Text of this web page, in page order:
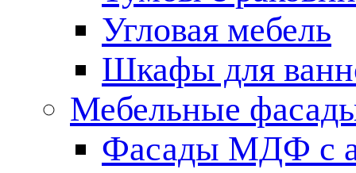
Угловая мебель
Шкафы для
Мебельные
Фасады МДФ c